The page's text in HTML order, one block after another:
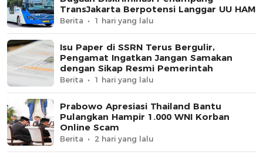
TransJakarta Berpotensi Langgar UU HAM
Berita 1 hari yang lalu
Isu Paper di SSRN Terus Bergulir,
Pengamat Ingatkan Jangan Samakan
dengan Sikap Resmi Pemerintah
Berita 1 hari yang lalu
Prabowo Apresiasi Thailand Bantu
Pulangkan Hampir 1.000 WNI Korban
Online Scam
Berita 2 hari yang lalu